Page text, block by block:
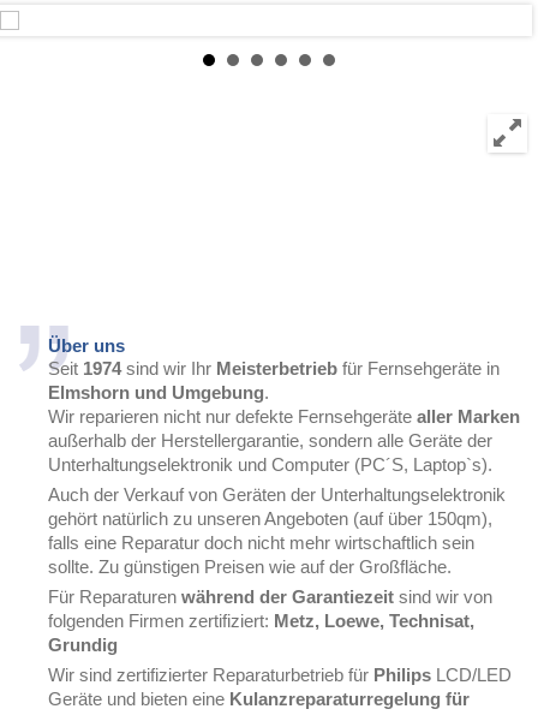
Über uns
Seit 1974sind wir Ihr Meisterbetrieb für Fernsehgeräte in
Elmshorn und Umgebung.
Wir reparieren nicht nur defekte Fernsehgeräte aller Marken
außerhalb der Herstellergarantie, sondern alle Geräte der
Unterhaltungselektronik und Computer (PC´S, Laptop`s).
Auch der Verkauf von Geräten der Unterhaltungselektronik
gehört natürlich zu unseren Angeboten (auf über 150qm),
falls eine Reparatur doch nicht mehr wirtschaftlich sein
sollte. Zu günstigen Preisen wie auf der Großfläche.
Für Reparaturen während der Garantiezeit sind wir von
folgenden Firmen zertifiziert: Metz, Loewe, Technisat,
Grundig
Wir sind zertifizierter Reparaturbetrieb für Philips LCD/LED
Geräte und bieten eine Kulanzreparaturregelung für